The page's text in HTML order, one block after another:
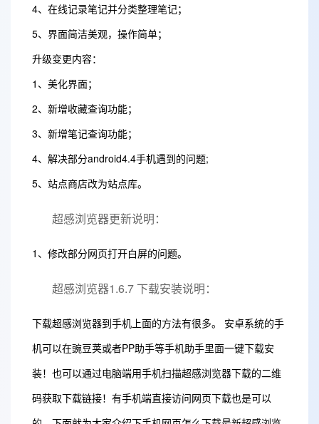
4、在线记录笔记并分类整理笔记；
5、界面简洁美观，操作简单；
升级变更内容：
1、美化界面；
2、新增收藏查询功能；
3、新增笔记查询功能；
4、解决部分android4.4手机遇到的问题;
5、站点商店改为站点库。
超感浏览器更新说明：
1、修改部分网页打开白屏的问题。
超感浏览器1.6.7 下载安装说明：
下载超感浏览器到手机上面的方法有很多。 安卓系统的手
机可以在豌豆荚或者PP助手等手机助手里面一键下载安
装！也可以通过电脑端用手机扫描超感浏览器下载的二维
码获取下载链接！有手机端直接访问网页下载也是可以